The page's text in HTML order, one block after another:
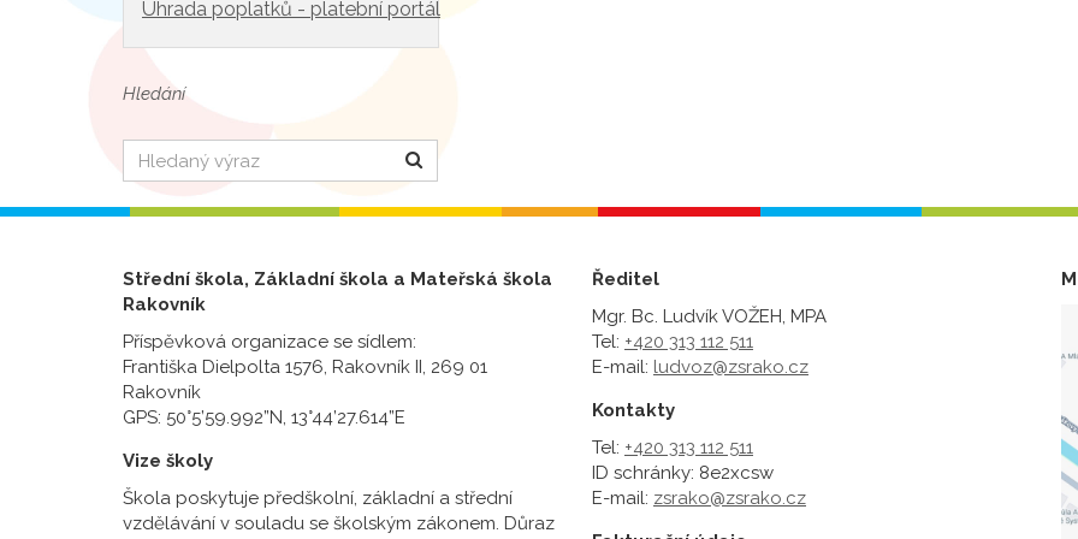
Úhrada poplatků - platební portál
Hledání
Hledat
Střední škola, Základní škola a Mateřská škola
Rakovník
Příspěvková organizace se sídlem:
Františka Dielpolta 1576, Rakovník II, 269 01
Rakovník
GPS: 50°5’59.992”N, 13°44’27.614”E
Vize školy
Škola poskytuje předškolní, základní a střední
vzdělávání v souladu se školským zákonem. Důraz
Ředitel
Mgr. Bc. Ludvík VOŽEH, MPA
Tel: +420 313 112 511
E-mail: ludvoz@zsrako.cz
Kontakty
Tel: +420 313 112 511
ID schránky: 8e2xcsw
E-mail: zsrako@zsrako.cz